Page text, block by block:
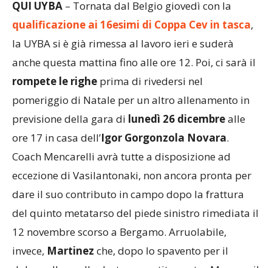
QUI UYBA – Tornata dal Belgio giovedì con la
qualificazione ai 16esimi di Coppa Cev in tasca
la UYBA si è già rimessa al lavoro ieri e suderà
anche questa mattina fino alle ore 12. Poi, ci sarà il
rompete le righe
prima di rivedersi nel
pomeriggio di Natale per un altro allenamento in
previsione della gara di
lunedì 26 dicembre
Igor Gorgonzola Novara
Coach Mencarelli avrà tutte a disposizione ad
eccezione di Vasilantonaki, non ancora pronta per
dare il suo contributo in campo dopo la frattura
del quinto metatarso del piede sinistro rimediata il
12 novembre scorso a Bergamo. Arruolabile,
che, dopo lo spavento per il